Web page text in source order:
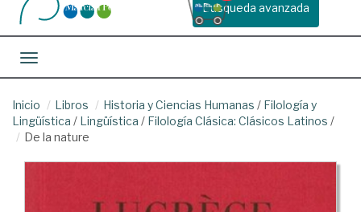
Busqueda avanzada
Toggle navigation
Inicio Libros Historia y Ciencias Humanas / Filología y
Lingüística / Lingüística / Filología Clásica: Clásicos Latinos /
De la nature